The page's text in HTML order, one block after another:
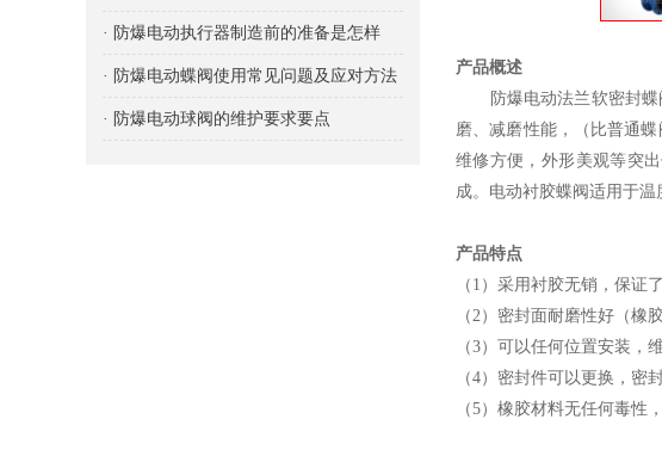
· 防爆电动执行器制造前的准备是怎样
的？
· 防爆电动蝶阀使用常见问题及应对方法
· 防爆电动球阀的维护要求要点
产品概述
防爆电动法兰软密封蝶阀
磨、减磨性能，（比普通
维修方便，外形美观等突
成。电动衬胶蝶阀适用于
产品特点
（1）采用衬胶无销，保证
（2）密封面耐磨性好（橡
（3）可以任何位置安装，
（4）密封件可以更换，密
（5）橡胶材料无任何毒性